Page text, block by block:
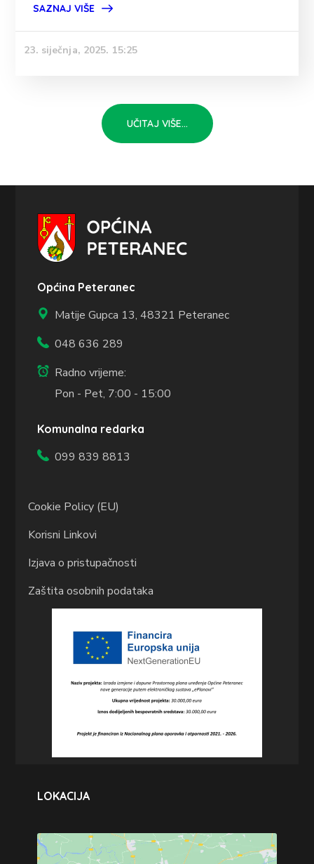
SAZNAJ VIŠE
23. siječnja, 2025. 15:25
UČITAJ VIŠE...
Općina Peteranec
Matije Gupca 13,48321 Peteranec
048 636 289
Radno vrijeme:
Pon - Pet, 7:00 - 15:00
Komunalna redarka
099 839 8813
Cookie Policy (EU)
Korisni Linkovi
Izjava o pristupačnosti
Zaštita osobnih podataka
LOKACIJA